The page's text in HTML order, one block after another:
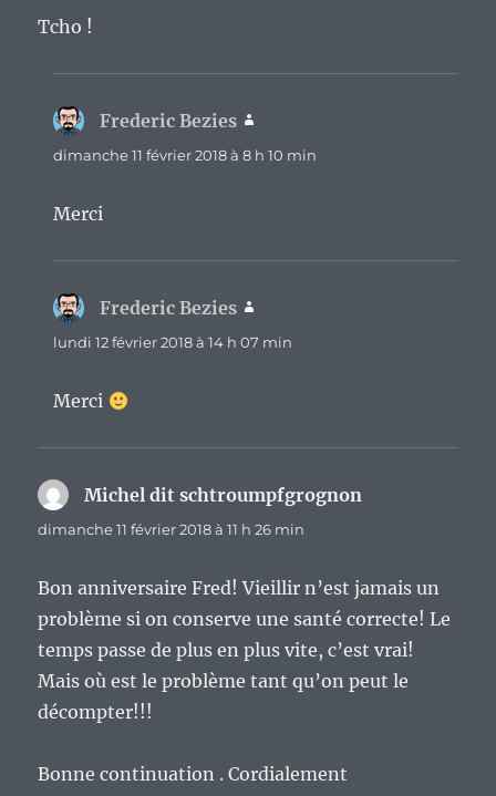
Tcho !
Frederic Bezies
dimanche 11 février 2018 à 8 h 10 min
Merci
Frederic Bezies
lundi 12 février 2018 à 14 h 07 min
Merci
Michel dit schtroumpfgrognon
dimanche 11 février 2018 à 11 h 26 min
Bon anniversaire Fred! Vieillir n’est jamais un
problème si on conserve une santé correcte! Le
temps passe de plus en plus vite, c’est vrai!
Mais où est le problème tant qu’on peut le
décompter!!!
Bonne continuation . Cordialement